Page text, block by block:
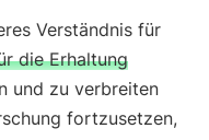
Verständnis für
die Erhaltung
und zu verbreiten
fortzusetzen,